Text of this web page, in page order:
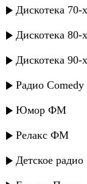
Дискотека 70-х
Дискотека 80-х
Дискотека 90-х
Радио Comedy
Юмор ФМ
Релакс ФМ
Детское радио
Мадина
Жегьилар
Арзуман -
Мая